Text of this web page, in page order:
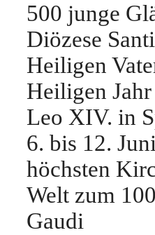
500 junge
Diözese
Heiligen
Heiligen
Leo XIV. in
6. bis 12.
höchsten
Welt zum
Gaudi